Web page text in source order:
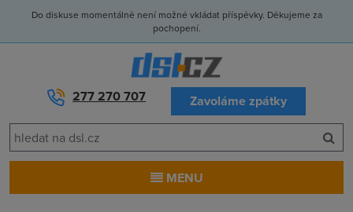
Do diskuse momentálně není možné vkládat příspěvky. Děkujeme za
pochopení.
277 270 707 Zavoláme zpátky
MENU